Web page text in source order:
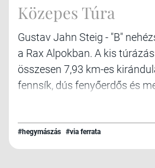
Közepes Túra
Gustav Jahn Steig - "B"
a Rax Alpokban. A kis
összesen 7,93 km-es
fennsík, dús fenyőerdős és
#hegymászás #via ferrata